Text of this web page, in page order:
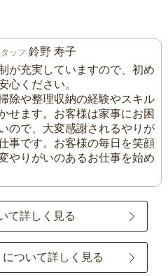
ッフ 鈴野 寿子
が充実していますので、初め
心ください。
除や整理収納の経験やスキル
せます。お客様は家事にお困
ので、大変感謝されるやりが
事です。お客様の毎日を笑顔
やりがいのあるお仕事を始め
て詳しく見る
ついて詳しく見る